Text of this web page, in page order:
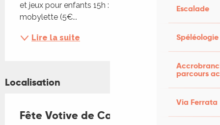
Escalade
Spéléologie
parcours
Via Ferrata
et jeux pour enfants 15h : Inscription Balade en
mobylette (5€...
Lire la suite
Localisation
Fête Votive de Cardaillac